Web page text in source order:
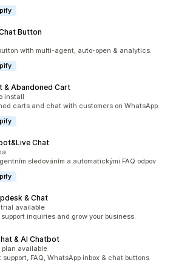
Button
63
with multi-agent, auto-open & analytics.
& Abandoned Cart
57
install
carts and chat with customers on WhatsApp.
Chat
83
sledováním a automatickými FAQ odpov
& Chat
618
trial available
inquiries and grow your business.
& AI Chatbot
259
plan available
support, FAQ, WhatsApp inbox & chat buttons